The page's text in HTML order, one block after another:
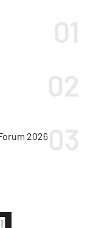
2026